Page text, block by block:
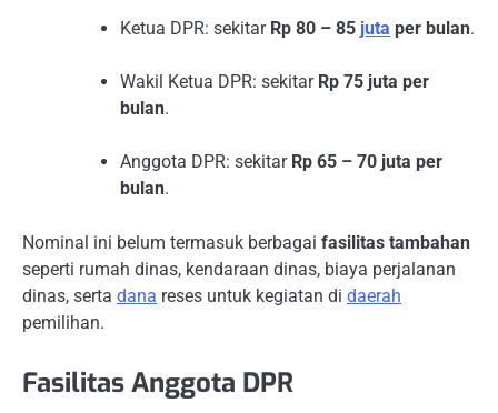
Ketua DPR: sekitar Rp 80 – 85 juta per bulan.
Wakil Ketua DPR: sekitar Rp 75 juta per
bulan.
Anggota DPR: sekitar Rp 65 – 70 juta per
bulan.
Nominal ini belum termasuk berbagai fasilitas tambahan
seperti rumah dinas, kendaraan dinas, biaya perjalanan
dinas, serta dana reses untuk kegiatan di daerah
pemilihan.
Fasilitas Anggota DPR